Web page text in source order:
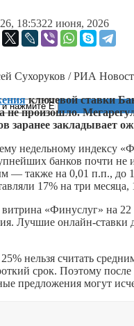
18:5322 июня, 2026
Сухоруков / РИА
ключевой ставки
не произошло.
заранее закладывает
недельному индексу
банков почти не
— также на 0,01 п.п., до
17% на три
витрина «Финуслуг» на
Лучшие онлайн-
25% нельзя считать
срок. Поэтому
предложения могут